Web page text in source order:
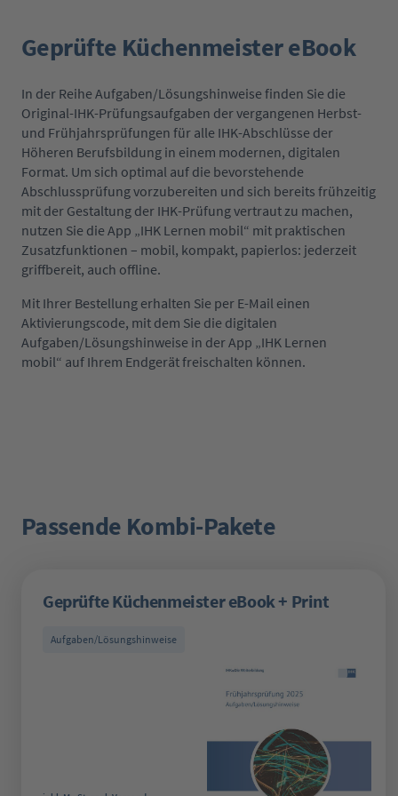
Geprüfte Küchenmeister eBook
In der Reihe Aufgaben/Lösungshinweise finden Sie die
Original-IHK-Prüfungsaufgaben der vergangenen Herbst-
und Frühjahrsprüfungen für alle IHK-Abschlüsse der
Höheren Berufsbildung in einem modernen, digitalen
Format. Um sich optimal auf die bevorstehende
Abschlussprüfung vorzubereiten und sich bereits frühzeitig
mit der Gestaltung der IHK-Prüfung vertraut zu machen,
nutzen Sie die App „IHK Lernen mobil“ mit praktischen
Zusatzfunktionen – mobil, kompakt, papierlos: jederzeit
griffbereit, auch offline.
Mit Ihrer Bestellung erhalten Sie per E-Mail einen
Aktivierungscode, mit dem Sie die digitalen
Aufgaben/Lösungshinweise in der App „IHK Lernen
mobil“ auf Ihrem Endgerät freischalten können.
Produktgalerie überspringen
Passende Kombi-Pakete
Geprüfte Küchenmeister eBook + Print
Aufgaben/Lösungshinweise